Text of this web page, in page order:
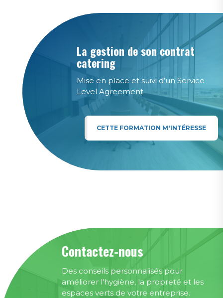
La gestion de son contrat
catering
Mise en place et suivi d’un Service
Level Agreement
CETTE FORMATION M'INTÉRESSE
Contactez-nous
Des conseils personnalisés pour
améliorer l'hygiène, la propreté et les
espaces verts de votre entreprise.